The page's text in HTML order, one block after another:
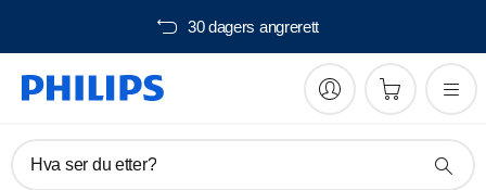
30 dagers angrerett
Hva ser du etter?